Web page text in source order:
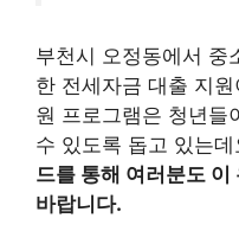
부천시 오정동에서 중
한 전세자금 대출 지
원 프로그램은 청년들
수 있도록 돕고 있는데
드를 통해 여러분도 이
바랍니다.